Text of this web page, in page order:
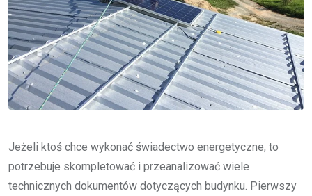
Jeżeli ktoś chce wykonać świadectwo energetyczne, to
potrzebuje skompletować i przeanalizować wiele
technicznych dokumentów dotyczących budynku. Pierwszy